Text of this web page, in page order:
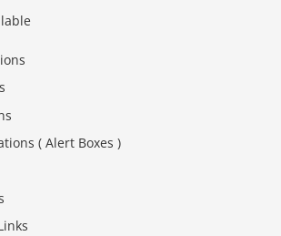
( Alert Boxes )